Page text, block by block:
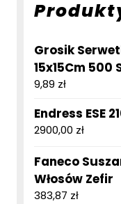
Grosik
15x15Cm 500
9,89 zł
Endress ESE
2900,00 zł
Faneco
Włosów Zefir
383,87 zł